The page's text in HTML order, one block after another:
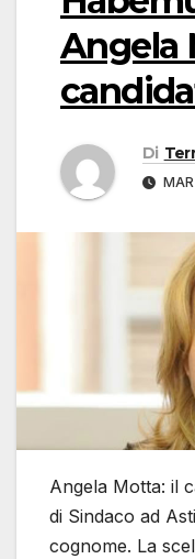
Angela
Di
Angela Motta: il
di Sindaco ad
cognome. La